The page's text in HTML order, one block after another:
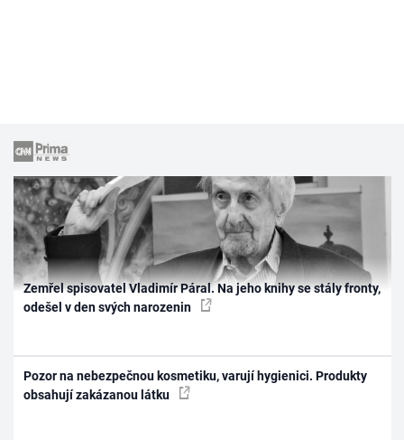
Zemřel spisovatel Vladimír Páral. Na jeho knihy se stály fronty,
odešel v den svých narozenin
Pozor na nebezpečnou kosmetiku, varují hygienici. Produkty
obsahují zakázanou látku